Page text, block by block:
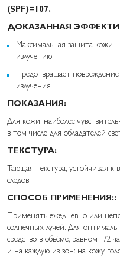
(SPF)=107.
ДОКАЗАННАЯ
Максимальная защита кожи
излучению
Предотвращает
излучения
ПОКАЗАНИЯ:
Для кожи, наиболее
в том числе для обладателей
ТЕКСТУРА:
Тающая текстура, устойчивая к
следов.
СПОСОБ ПРИМЕНЕНИЯ::
Применять ежедневно или
солнечных лучей. Для
средство в объёме, равном 1/2
и на каждую из зон: на кожу